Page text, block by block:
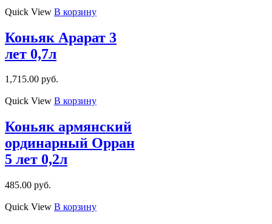
Quick View В корзину
Коньяк Арарат 3
лет 0,7л
1,715.00 руб.
Quick View В корзину
Коньяк армянский
ординарный Орран
5 лет 0,2л
485.00 руб.
Quick View В корзину